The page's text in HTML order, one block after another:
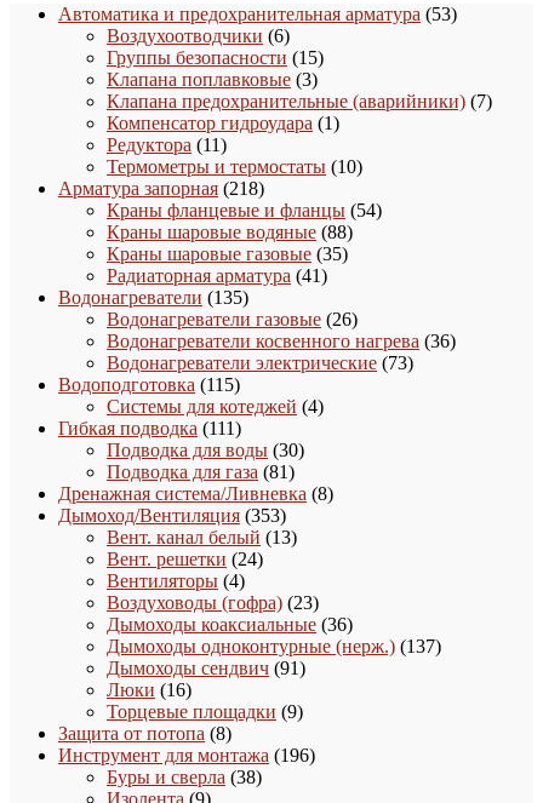
Автоматика и предохранительная арматура 5353
Воздухоотводчики 66
товаров
Группы безопасности 1515
товаров
Клапана поплавковые 33
товара
Клапана предохранительные (аварийники) 77
Компенсатор гидроудара 11
Редуктора 1111
товаров
Термометры и термостаты 1010
Арматура запорная 218218
товаров
Краны фланцевые и фланцы 5454
Краны шаровые водяные 8888
товаров
Краны шаровые газовые 3535
Радиаторная арматура 4141
Водонагреватели 135135
товаров
Водонагреватели газовые 2626
товаров
Водонагреватели косвенного нагрева 3636
Водонагреватели электрические 7373
Водоподготовка 115115
товаров
Системы для котеджей 44
Гибкая подводка 111111
товаров
Подводка для воды 3030
Подводка для газа 8181
товар
Дренажная система/Ливневка 88
Дымоход/Вентиляция 353353
товара
Вент. канал белый 1313
Вент. решетки 2424
Вентиляторы 44
товара
Воздуховоды (гофра) 2323
товара
Дымоходы коаксиальные 3636
товаров
Дымоходы одноконтурные (нерж.) 137137
Дымоходы сендвич 9191
Люки 1616
товаров
Торцевые площадки 99
Защита от потопа 88
товаров
Инструмент для монтажа 196196
Буры и сверла 3838
Изолента 99